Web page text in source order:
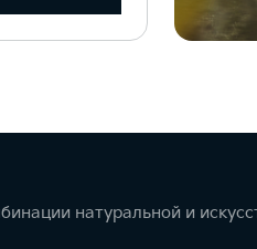
натуральной и